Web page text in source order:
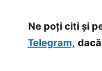
Ne poți citi și
Telegram,